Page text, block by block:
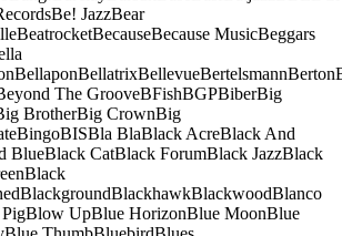
Be! JazzBear
BeatrocketBecauseBecause MusicBeggars
BellaponBellatrixBellevueBertelsmannBerton
The GrooveBFishBGPBiberBig
BrotherBig CrownBig
BingoBISBla BlaBlack AcreBlack And
BlueBlack CatBlack ForumBlack JazzBlack
Black
BlackgroundBlackhawkBlackwoodBlanco
Blow UpBlue HorizonBlue MoonBlue